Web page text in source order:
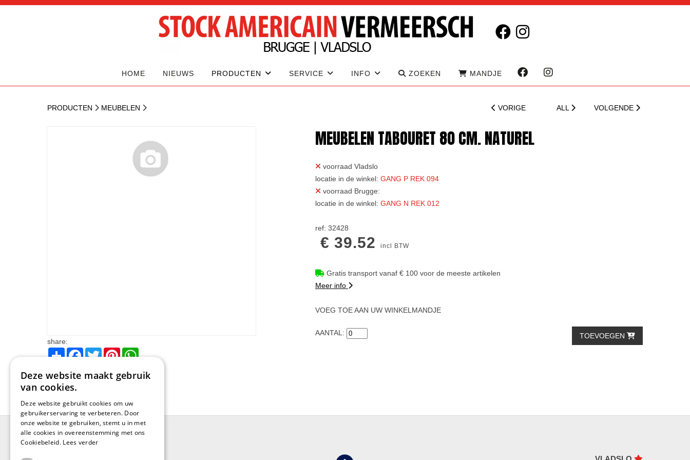
HOME NIEUWS PRODUCTEN SERVICE INFO ZOEKEN MANDJE
PRODUCTEN MEUBELEN VORIGE ALL VOLGENDE
share:
Share Facebook
TwitterPinterest
MEUBELEN TABOURET 80 CM. NATUREL
voorraad Vladslo
locatie in de winkel: GANG P REK 094
voorraad Brugge:
locatie in de winkel: GANG N REK 012
ref: 32428
€ 39.52 incl BTW
Gratis transport vanaf € 100 voor de meeste artikelen
Meer info
VOEG TOE AAN UW WINKELMANDJE
AANTAL: TOEVOEGEN
Deze website maakt gebruik
van cookies.
Deze website gebruikt cookies om uw
gebruikerservaring te verbeteren. Door
onze website te gebruiken, stemt u in met
alle cookies in overeenstemming met ons
Cookiebeleid. Lees verder